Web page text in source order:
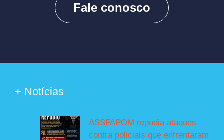
Fale conosco
+ Notícias
ASSFAPOM repudia ataques
contra policiais que enfrentaram